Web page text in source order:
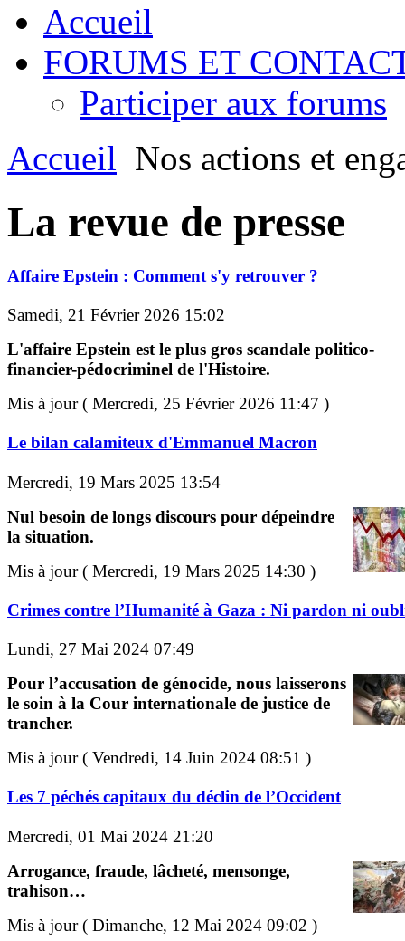
Accueil
FORUMS ET
Participer aux forums
Accueil Nos actions et
La revue de presse
Affaire Epstein : Comment s'y retrouver ?
Samedi, 21 Février 2026 15:02
L'affaire Epstein est le plus gros scandale politico-
financier-pédocriminel de l'Histoire.
Mis à jour ( Mercredi, 25 Février 2026 11:47 )
Le bilan calamiteux d'Emmanuel Macron
Mercredi, 19 Mars 2025 13:54
Nul besoin de longs discours pour dépeindre
la situation.
Mis à jour ( Mercredi, 19 Mars 2025 14:30 )
Crimes contre l’Humanité à Gaza : Ni pardon ni
Lundi, 27 Mai 2024 07:49
Pour l’accusation de génocide, nous laisserons
le soin à la Cour internationale de justice de
trancher.
Mis à jour ( Vendredi, 14 Juin 2024 08:51 )
Les 7 péchés capitaux du déclin de l’Occident
Mercredi, 01 Mai 2024 21:20
Arrogance, fraude, lâcheté, mensonge,
trahison…
Mis à jour ( Dimanche, 12 Mai 2024 09:02 )